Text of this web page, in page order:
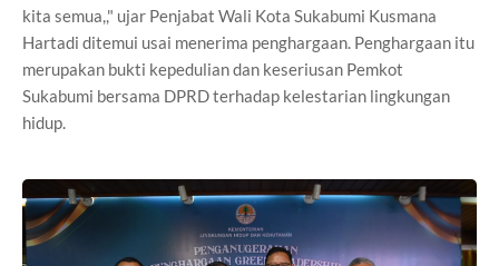
kita semua,," ujar Penjabat Wali Kota Sukabumi Kusmana
Hartadi ditemui usai menerima penghargaan. Penghargaan itu
merupakan bukti kepedulian dan keseriusan Pemkot
Sukabumi bersama DPRD terhadap kelestarian lingkungan
hidup.